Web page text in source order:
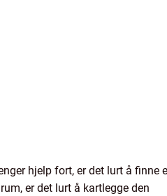
hjelp fort, er det lurt å finne
er det lurt å kartlegge den